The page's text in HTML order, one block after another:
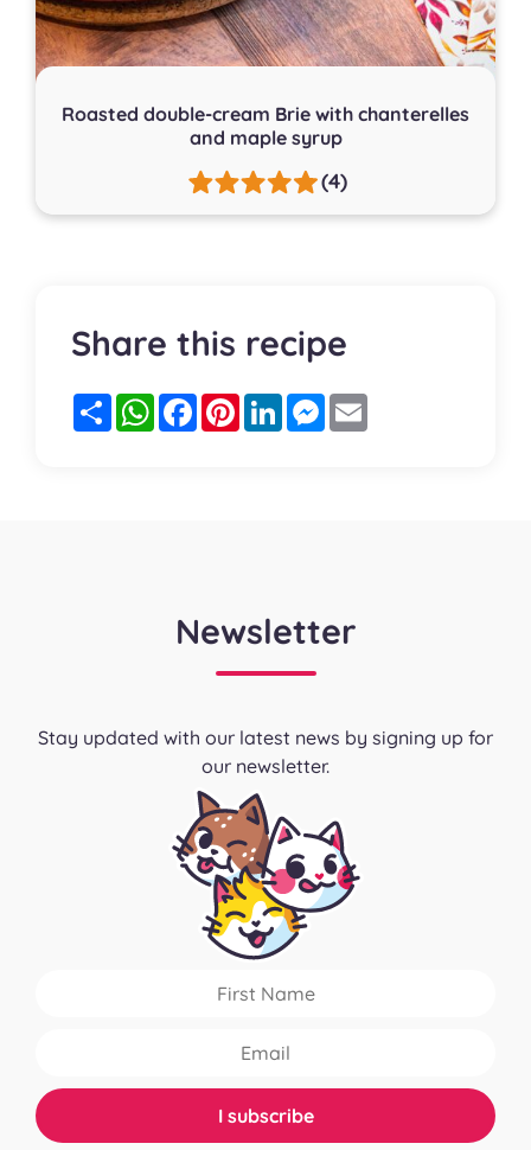
Roasted double-cream Brie with chanterelles
and maple syrup
(4)
Share this recipe
PartagerWhatsApp
FacebookPinterestLinkedInMessenger
Newsletter
Stay updated with our latest news by signing up for
our newsletter.